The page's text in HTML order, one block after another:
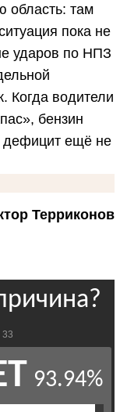
область: там
пока не
ударов по НПЗ
Когда водители
бензин
дефицит ещё не
Терриконов